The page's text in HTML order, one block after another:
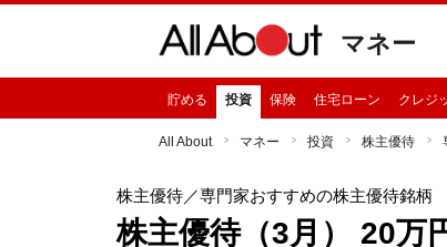
マネー
貯める 投資 保険 住宅ローン クレジ
All About マネー 投資 株主優待
株主優待／専門家おすすめの株主優待銘柄
株主優待（3月） 20万